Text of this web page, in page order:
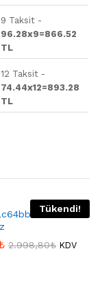
9 Taksit -
96.28x9=866.52
TL
12 Taksit -
74.44x12=893.28
TL
Tükendi!
2.998,80₺ KDV